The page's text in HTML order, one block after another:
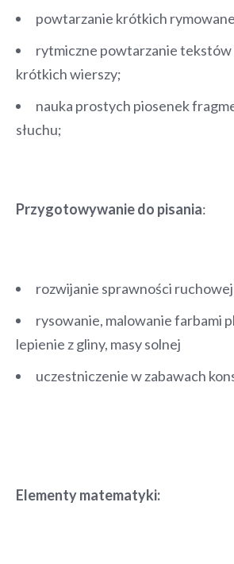
powtarzanie krótkich
rytmiczne powtarzanie tekstów
krótkich wierszy;
nauka prostych piosenek
słuchu;
Przygotowywanie do pisania:
rozwijanie sprawności ruchowej
rysowanie, malowanie farbami
lepienie z gliny, masy solnej
uczestniczenie w zabawach
Elementy matematyki: